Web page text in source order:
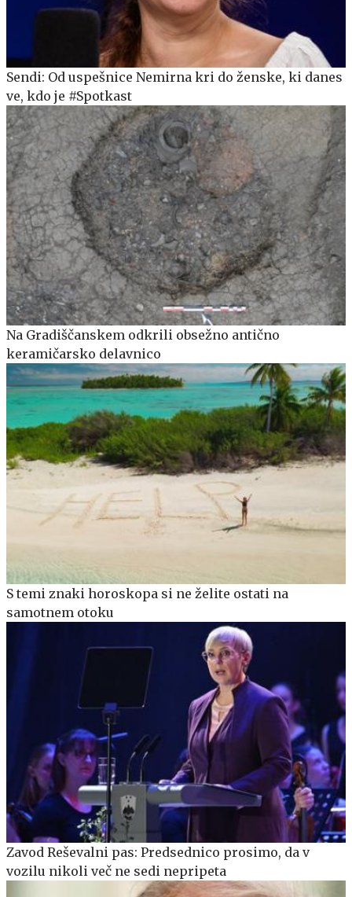
Sendi: Od uspešnice Nemirna kri do ženske, ki danes
ve, kdo je #Spotkast
Na Gradiščanskem odkrili obsežno antično
keramičarsko delavnico
S temi znaki horoskopa si ne želite ostati na
samotnem otoku
Zavod Reševalni pas: Predsednico prosimo, da v
vozilu nikoli več ne sedi nepripeta